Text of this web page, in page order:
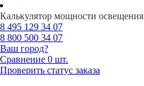
Калькулятор мощности освещения
8 495 129 34 07
8 800 500 34 07
Ваш город?
Сравнение 0 шт.
Проверить статус заказа